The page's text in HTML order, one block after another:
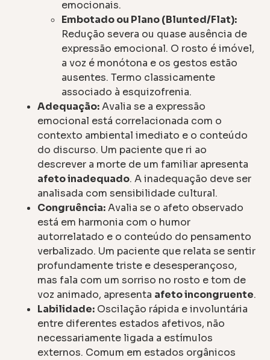
emocionais.
Embotado ou Plano (Blunted/Flat):
Redução severa ou quase ausência de
expressão emocional. O rosto é imóvel,
a voz é monótona e os gestos estão
ausentes. Termo classicamente
associado à esquizofrenia.
Adequação:Avalia se a expressão
emocional está correlacionada com o
contexto ambiental imediato e o conteúdo
do discurso. Um paciente que ri ao
descrever a morte de um familiar apresenta
afeto inadequado. A inadequação deve ser
analisada com sensibilidade cultural.
Congruência:Avalia se o afeto observado
está em harmonia com o humor
autorrelatado e o conteúdo do pensamento
verbalizado. Um paciente que relata se sentir
profundamente triste e desesperançoso,
mas fala com um sorriso no rosto e tom de
voz animado, apresenta afeto incongruente.
Labilidade: Oscilação rápida e involuntária
entre diferentes estados afetivos, não
necessariamente ligada a estímulos
externos. Comum em estados orgânicos